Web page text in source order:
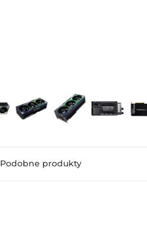
Podobne produkty